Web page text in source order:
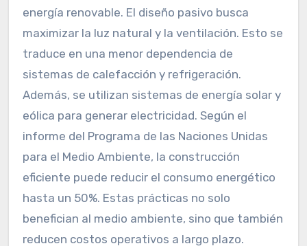
energía renovable. El diseño pasivo busca
maximizar la luz natural y la ventilación. Esto se
traduce en una menor dependencia de
sistemas de calefacción y refrigeración.
Además, se utilizan sistemas de energía solar y
eólica para generar electricidad. Según el
informe del Programa de las Naciones Unidas
para el Medio Ambiente, la construcción
eficiente puede reducir el consumo energético
hasta un 50%. Estas prácticas no solo
benefician al medio ambiente, sino que también
reducen costos operativos a largo plazo.